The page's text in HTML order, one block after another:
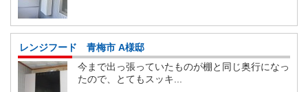
レンジフード 青梅市 A様邸
今まで出っ張っていたものが棚と同じ奥行になっ
たので、とてもスッキ...